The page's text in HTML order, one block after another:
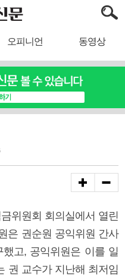
오피니언 동영상
위원회 회의실에서 열린
은 권순원 공익위원 간사
고, 공익위원은 이를 일
권 교수가 지난해 최저임